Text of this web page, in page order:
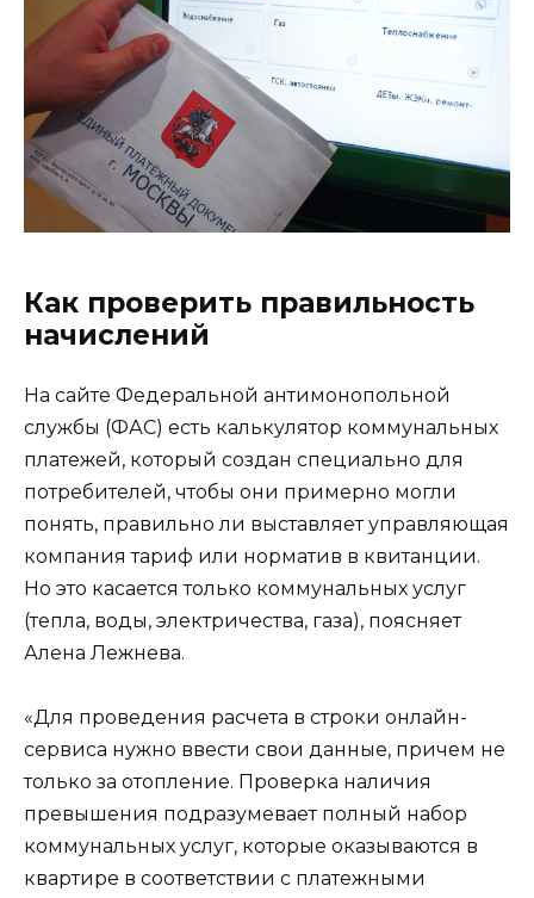
Как проверить правильность
начислений
На сайте Федеральной антимонопольной
службы (ФАС) есть калькулятор коммунальных
платежей, который создан специально для
потребителей, чтобы они примерно могли
понять, правильно ли выставляет управляющая
компания тариф или норматив в квитанции.
Но это касается только коммунальных услуг
(тепла, воды, электричества, газа), поясняет
Алена Лежнева.
«Для проведения расчета в строки онлайн-
сервиса нужно ввести свои данные, причем не
только за отопление. Проверка наличия
превышения подразумевает полный набор
коммунальных услуг, которые оказываются в
квартире в соответствии с платежными